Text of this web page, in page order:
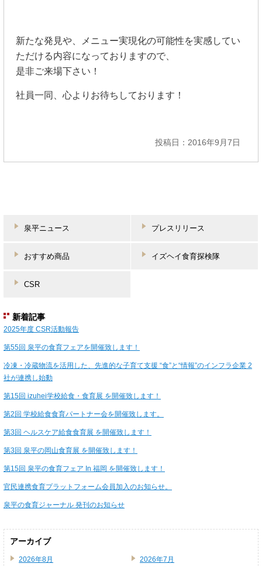
新たな発見や、メニュー実現化の可能性を実感してい
ただける内容になっておりますので、
是非ご来場下さい！
社員一同、心よりお待ちしております！
投稿日：2016年9月7日
泉平ニュース プレスリリース
おすすめ商品 イズヘイ食育探検隊
CSR
新着記事
2025年度 CSR活動報告
第55回 泉平の食育フェアを開催致します！
冷凍・冷蔵物流を活用した、先進的な子育て支援 “食”と“情報”のインフラ企業 2
社が連携し始動
第15回 izuhei学校給食・食育展 を開催致します！
第2回 学校給食食育パートナー会を開催致します。
第3回 ヘルスケア給食食育展 を開催致します！
第3回 泉平の岡山食育展 を開催致します！
第15回 泉平の食育フェア In 福岡 を開催致します！
官民連携食育プラットフォーム会員加入のお知らせ。
泉平の食育ジャーナル 発刊のお知らせ
アーカイブ
2026年8月
2026年7月